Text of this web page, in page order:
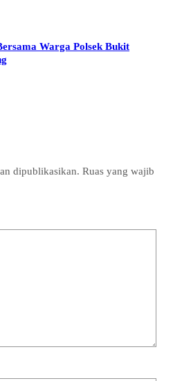
Warga Polsek Bukit
dipublikasikan. Ruas yang wajib